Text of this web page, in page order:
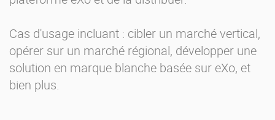
Cas d'usage incluant : cibler un marché vertical,
opérer sur un marché régional, développer une
solution en marque blanche basée sur eXo, et
bien plus.